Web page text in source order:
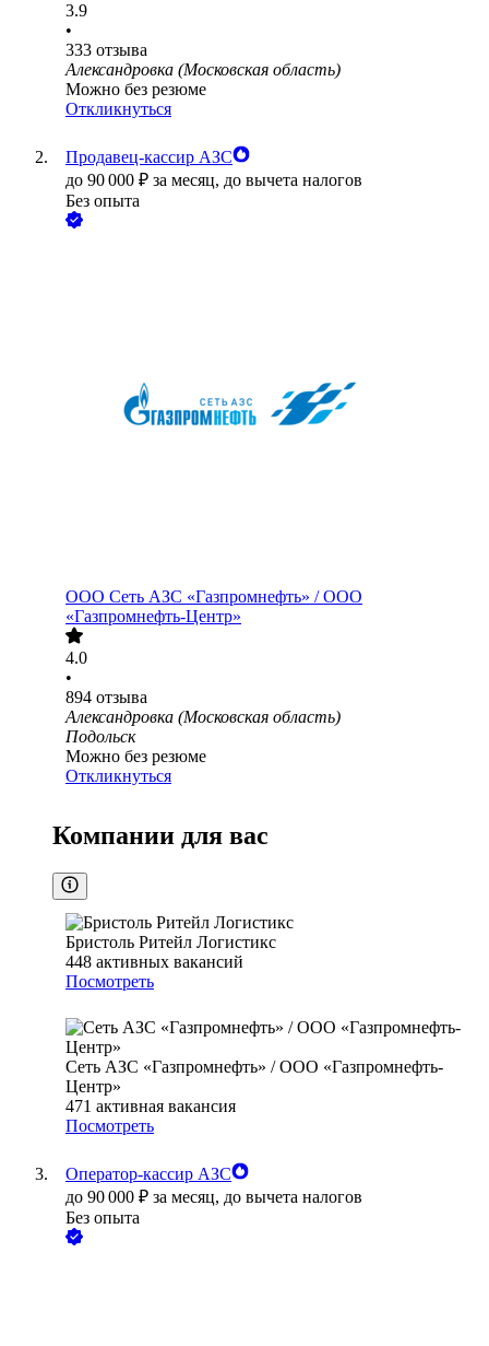
3.9
•
333 отзыва
Александровка (Московская область)
Можно без резюме
Откликнуться
Продавец-кассир АЗС
до 90 000 ₽ за месяц, до вычета налогов
Без опыта
ООО Сеть АЗС «Газпромнефть» / ООО
«Газпромнефть-Центр»
4.0
•
894 отзыва
Александровка (Московская область)
Подольск
Можно без резюме
Откликнуться
Компании для вас
Бристоль Ритейл Логистикс
448 активных вакансий
Посмотреть
Сеть АЗС «Газпромнефть» / ООО «Газпромнефть-
Центр»
471 активная вакансия
Посмотреть
Оператор-кассир АЗС
до 90 000 ₽ за месяц, до вычета налогов
Без опыта